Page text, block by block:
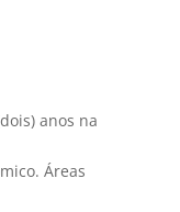
anos na
Áreas